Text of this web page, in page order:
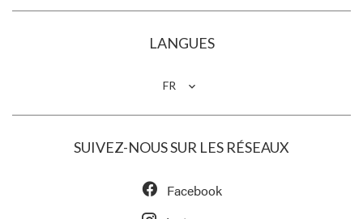
LANGUES
FR
SUIVEZ-NOUS SUR LES RÉSEAUX
Facebook